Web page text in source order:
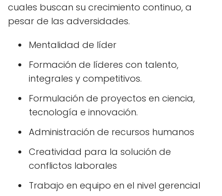
cuales buscan su crecimiento continuo, a
pesar de las adversidades.
Mentalidad de líder
Formación de líderes con talento,
integrales y competitivos.
Formulación de proyectos en ciencia,
tecnología e innovación.
Administración de recursos humanos
Creatividad para la solución de
conflictos laborales
Trabajo en equipo en el nivel gerencial